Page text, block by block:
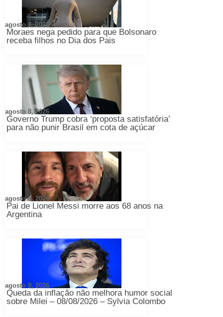
Moraes nega pedido para que Bolsonaro
receba filhos no Dia dos Pais
agosto 8, 2026
Governo Trump cobra ‘proposta satisfatória’
para não punir Brasil em cota de açúcar
agosto 8, 2026
Pai de Lionel Messi morre aos 68 anos na
Argentina
agosto 8, 2026
Queda da inflação não melhora humor social
sobre Milei – 08/08/2026 – Sylvia Colombo
agosto 8, 2026